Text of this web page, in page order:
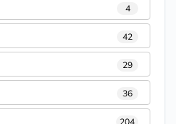
4
42
29
36
204